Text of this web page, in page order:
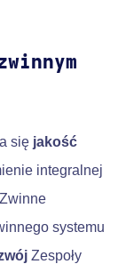
się jakość
integralnej
systemu
Zespoły